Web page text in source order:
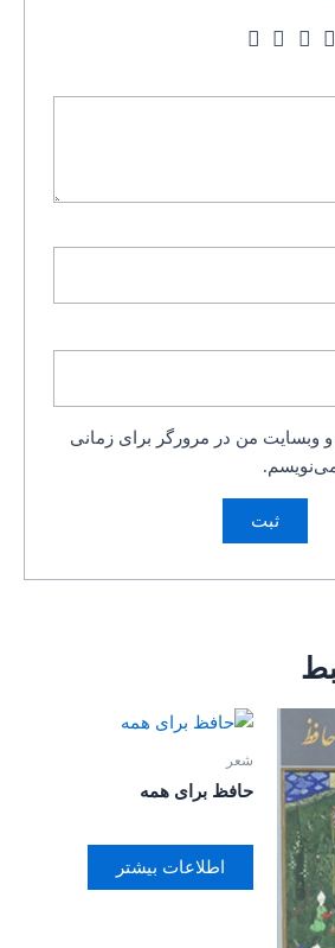
و وبسایت من در مرورگر برای زمانی
می‌نویسم.
شعر
حافظ برای همه
اطلاعات بیشتر